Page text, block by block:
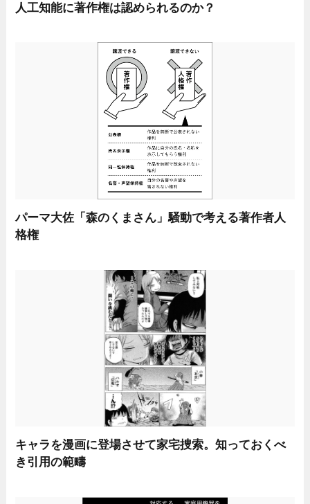
人工知能に著作権は認められるのか？
パーマ大佐「森のくまさん」騒動で考える著作者人
格権
キャラを漫画に登場させて家宅捜索。知っておくべ
き引用の範疇